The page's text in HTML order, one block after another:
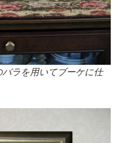
ラを用いてブーケに仕